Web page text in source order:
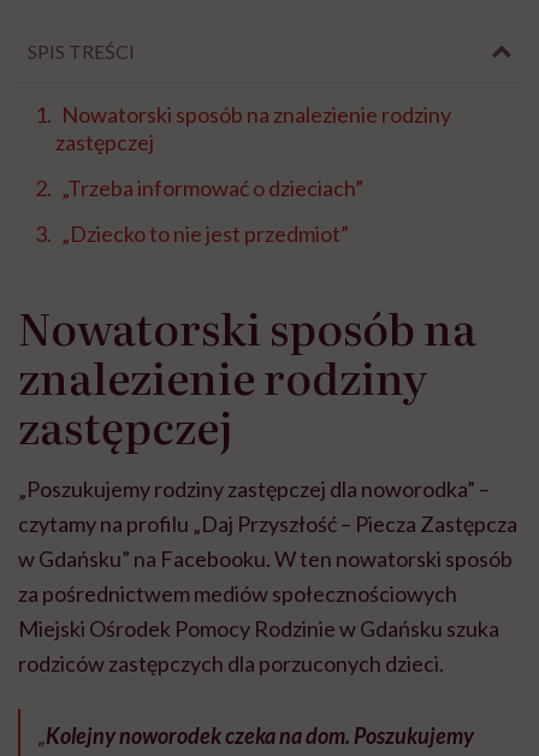
SPIS TREŚCI
Nowatorski sposób na znalezienie rodziny
zastępczej
„Trzeba informować o dzieciach”
„Dziecko to nie jest przedmiot”
Nowatorski sposób na
znalezienie rodziny
zastępczej
„Poszukujemy rodziny zastępczej dla noworodka” –
czytamy na profilu „Daj Przyszłość – Piecza Zastępcza
w Gdańsku” na Facebooku. W ten nowatorski sposób
za pośrednictwem mediów społecznościowych
Miejski Ośrodek Pomocy Rodzinie w Gdańsku szuka
rodziców zastępczych dla porzuconych dzieci.
„Kolejny noworodek czeka na dom. Poszukujemy